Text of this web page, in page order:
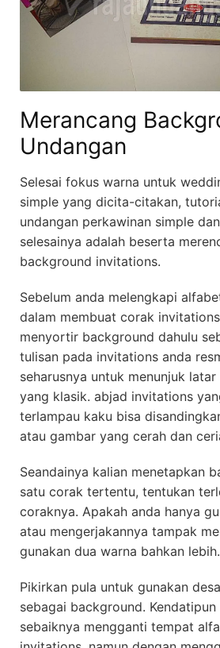
Merancang
Undangan
Selesai fokus warna untuk
simple yang dicita-citakan,
undangan perkawinan simple
selesainya adalah beserta
background invitations.
Sebelum anda melengkapi
dalam membuat corak
menyortir background dahulu
tulisan pada invitations anda
seharusnya untuk menunjuk
yang klasik. abjad invitations
terlampau kaku bisa
atau gambar yang cerah dan
Seandainya kalian menetapkan
satu corak tertentu, tentukan
coraknya. Apakah anda hanya
atau mengerjakannya tampak
gunakan dua warna bahkan lebih.
Pikirkan pula untuk gunakan
sebagai background.
sebaiknya mengganti tempat